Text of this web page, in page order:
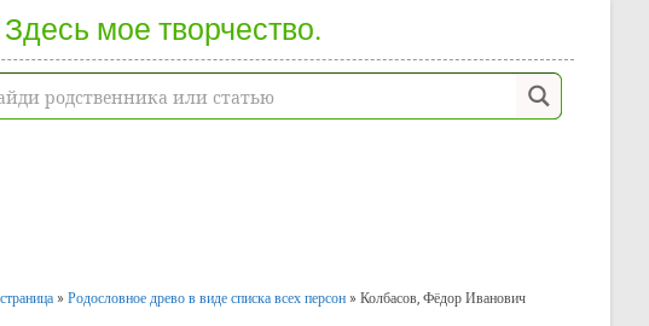
мое творчество.
» Родословное древо в виде списка всех персон » Колбасов, Фёдор Иванович